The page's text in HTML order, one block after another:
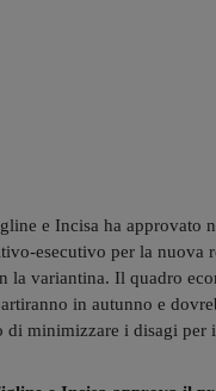
e Incisa ha approvato
esecutivo per la nuova
la variantina. Il quadro
in autunno e
di minimizzare i disagi per